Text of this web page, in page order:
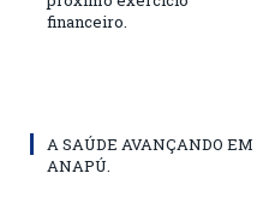
financeiro.
A SAÚDE AVANÇANDO EM
ANAPÚ.